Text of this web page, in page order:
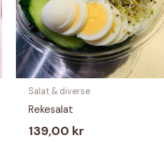
Salat & diverse
Rekesalat
139,00 kr